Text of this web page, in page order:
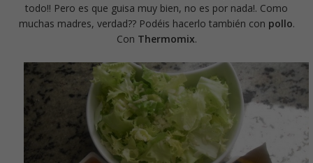
todo!! Pero es que guisa muy bien, no es por nada!. Como
muchas madres, verdad?? Podéis hacerlo también con pollo.
Con Thermomix.